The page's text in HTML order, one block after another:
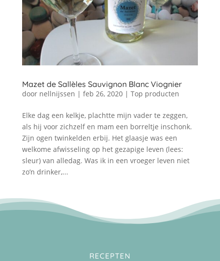
Mazet de Sallèles Sauvignon Blanc Viognier
door nellnijssen | feb 26, 2020| Top producten
Elke dag een kelkje, plachtte mijn vader te zeggen,
als hij voor zichzelf en mam een borreltje inschonk.
Zijn ogen twinkelden erbij. Het glaasje was een
welkome afwisseling op het gezapige leven (lees:
sleur) van alledag. Was ik in een vroeger leven niet
zo’n drinker,...
RECEPTEN